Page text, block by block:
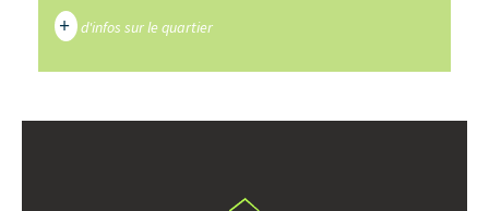
+ d'infos sur le quartier